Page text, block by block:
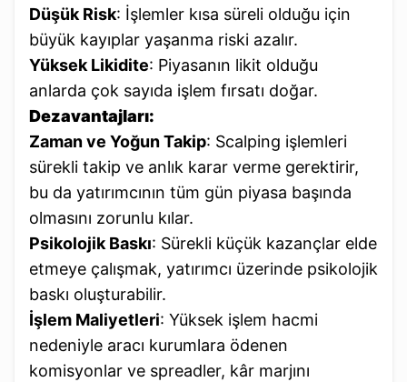
Düşük Risk: İşlemler kısa süreli olduğu için
büyük kayıplar yaşanma riski azalır.
Yüksek Likidite: Piyasanın likit olduğu
anlarda çok sayıda işlem fırsatı doğar.
Dezavantajları:
Zaman ve Yoğun Takip: Scalping işlemleri
sürekli takip ve anlık karar verme gerektirir,
bu da yatırımcının tüm gün piyasa başında
olmasını zorunlu kılar.
Psikolojik Baskı: Sürekli küçük kazançlar elde
etmeye çalışmak, yatırımcı üzerinde psikolojik
baskı oluşturabilir.
İşlem Maliyetleri: Yüksek işlem hacmi
nedeniyle aracı kurumlara ödenen
komisyonlar ve spreadler, kâr marjını